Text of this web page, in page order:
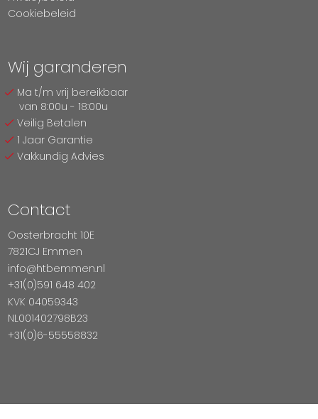
Cookiebeleid
Wij garanderen
Ma t/m vrij bereikbaar
van 8:00u - 18:00u
Veilig Betalen
1 Jaar Garantie
Vakkundig Advies
Contact
Oosterbracht 10E
7821CJ Emmen
info@htbemmen.nl
+31(0)591 648 402
KVK 04059343
NL001402798B23
+31(0)6-55558832